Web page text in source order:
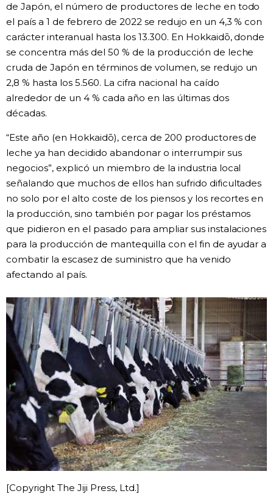
Blog
Tokio
Avisos
de Japón, el número de productores de leche en todo
el país a 1 de febrero de 2022 se redujo en un 4,3 % con
carácter interanual hasta los 13.300. En Hokkaidō, donde
se concentra más del 50 % de la producción de leche
cruda de Japón en términos de volumen, se redujo un
2,8 % hasta los 5.560. La cifra nacional ha caído
alrededor de un 4 % cada año en las últimas dos
décadas.
“Este año (en Hokkaidō), cerca de 200 productores de
leche ya han decidido abandonar o interrumpir sus
negocios”, explicó un miembro de la industria local
señalando que muchos de ellos han sufrido dificultades
no solo por el alto coste de los piensos y los recortes en
la producción, sino también por pagar los préstamos
que pidieron en el pasado para ampliar sus instalaciones
para la producción de mantequilla con el fin de ayudar a
combatir la escasez de suministro que ha venido
afectando al país.
[Copyright The Jiji Press, Ltd.]